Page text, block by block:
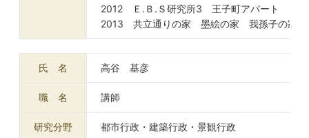
2012 Ｅ.Ｂ.Ｓ研究所3 王子町アパート
2013 共立通りの家 墨絵の家 我孫子の家
氏 名 高谷 基彦
職 名 講師
研究分野 都市行政・建築行政・景観行政